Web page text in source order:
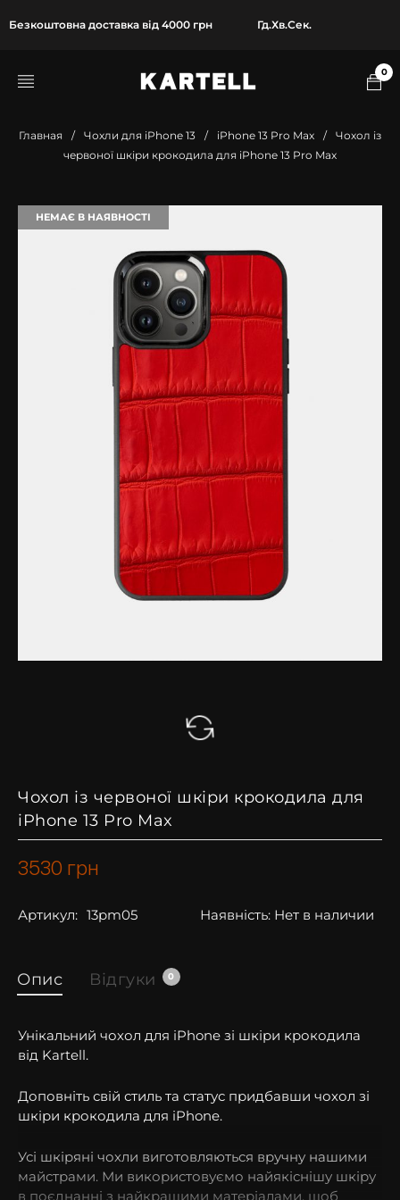
Безкоштовна доставка від 4000 грн Гд.Хв.Сек.
0
Главная / Чохли для iPhone 13 / iPhone 13 Pro Max /
Чохол із
червоної шкіри крокодила для iPhone 13 Pro Max
НЕМАЄ В НАЯВНОСТІ
Чохол із червоної шкіри крокодила для
iPhone 13 Pro Max
3530 грн
Артикул: 13pm05 Наявність: Нет в наличии
Опис Відгуки 0
Унікальний чохол для iPhone зі шкіри крокодила
від Kartell.
Доповніть свій стиль та статус придбавши чохол зі
шкіри крокодила для iPhone.
Усі шкіряні чохли виготовляються вручну нашими
майстрами. Ми використовуємо найякіснішу шкіру
в поєднанні з найкращими матеріалами, щоб